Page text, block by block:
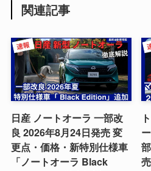
関連記事
日産 ノートオーラ 一部改
良 2026年8月24日発売 変
更点・価格・新特別仕様車
「ノートオーラ Black